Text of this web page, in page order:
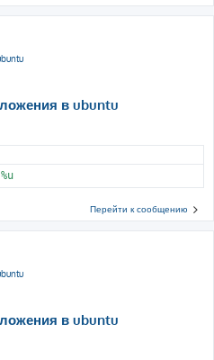
в ubuntu
Перейти к сообщению
в ubuntu